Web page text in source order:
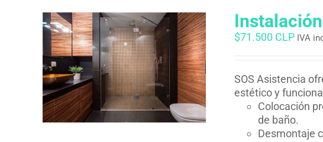
$71.500 CLP IVA
SOS Asistencia
estético y
Colocación
de baño.
Desmontaje